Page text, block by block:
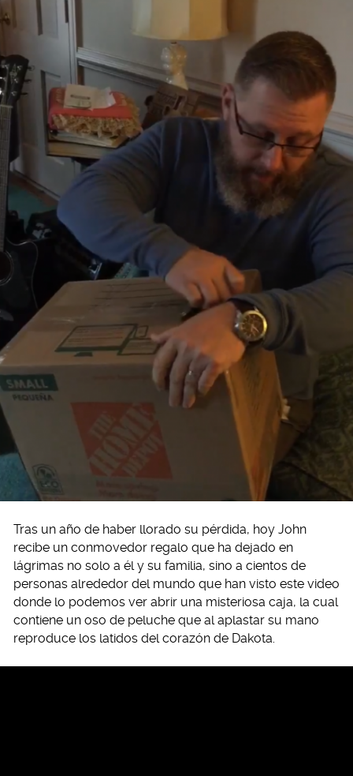
Tras un año de haber llorado su pérdida, hoy John
recibe un conmovedor regalo que ha dejado en
lágrimas no solo a él y su familia, sino a cientos de
personas alrededor del mundo que han visto este video
donde lo podemos ver abrir una misteriosa caja, la cual
contiene un oso de peluche que al aplastar su mano
reproduce los latidos del corazón de Dakota.